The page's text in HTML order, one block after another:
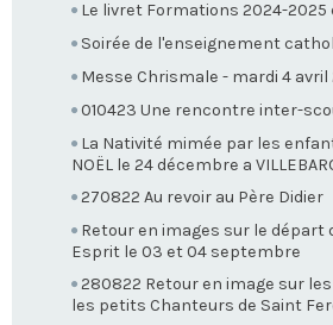
Le livret Formations 2024-2025
Soirée de l'enseignement
Messe Chrismale - mardi 4 avril
010423 Une rencontre inter-
La Nativité mimée par les
NOËL le 24 décembre a
270822 Au revoir au Père Didier
Retour en images sur le départ
Esprit le 03 et 04 septembre
280822 Retour en image sur
les petits Chanteurs de Saint